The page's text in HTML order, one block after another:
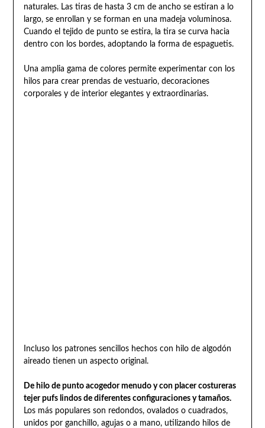
naturales. Las tiras de hasta 3 cm de ancho se estiran a lo
largo, se enrollan y se forman en una madeja voluminosa.
Cuando el tejido de punto se estira, la tira se curva hacia
dentro con los bordes, adoptando la forma de espaguetis.
Una amplia gama de colores permite experimentar con los
hilos para crear prendas de vestuario, decoraciones
corporales y de interior elegantes y extraordinarias.
Incluso los patrones sencillos hechos con hilo de algodón
aireado tienen un aspecto original.
De hilo de punto acogedor menudo y con placer costureras
tejer pufs lindos de diferentes configuraciones y tamaños.
Los más populares son redondos, ovalados o cuadrados,
unidos por ganchillo, agujas o a mano, utilizando hilos de